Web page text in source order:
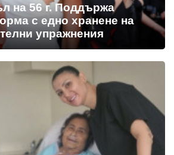
на 56 г. Поддържа
с едно хранене на
упражнения